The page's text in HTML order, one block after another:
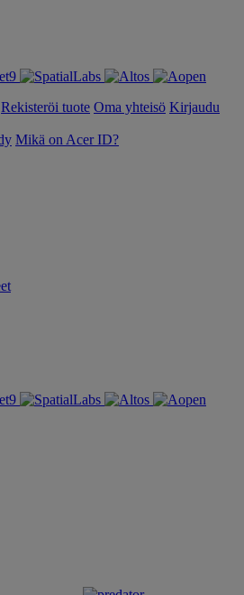
Rekisteröi tuote Oma yhteisö Kirjaudu
Mikä on Acer ID?